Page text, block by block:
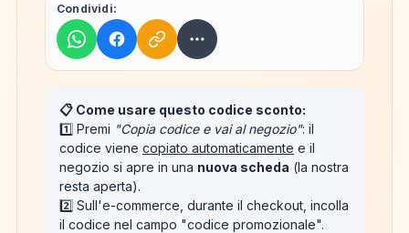
Condividi:
📋 Come usare questo codice sconto:
1️⃣ Premi "Copia codice e vai al negozio": il
codice viene copiato automaticamente e il
negozio si apre in una nuova scheda (la nostra
resta aperta).
2️⃣ Sull'e-commerce, durante il checkout, incolla
il codice nel campo "codice promozionale".